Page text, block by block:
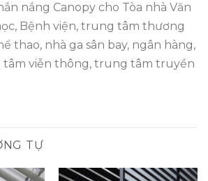
nắng Canopy cho Tòa nhà Văn
Bệnh viện, trung tâm thương
thao, nhà ga sân bay, ngân hàng,
tâm viễn thông, trung tâm truyền
TỰ